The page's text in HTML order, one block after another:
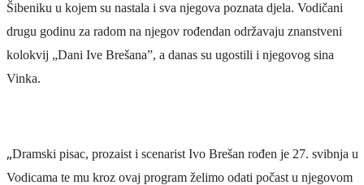
Šibeniku u kojem su nastala i sva njegova poznata djela. Vodičani
drugu godinu za radom na njegov rođendan održavaju znanstveni
kolokvij „Dani Ive Brešana”, a danas su ugostili i njegovog sina
Vinka.
„Dramski pisac, prozaist i scenarist Ivo Brešan rođen je 27. svibnja u
Vodicama te mu kroz ovaj program želimo odati počast u njegovom